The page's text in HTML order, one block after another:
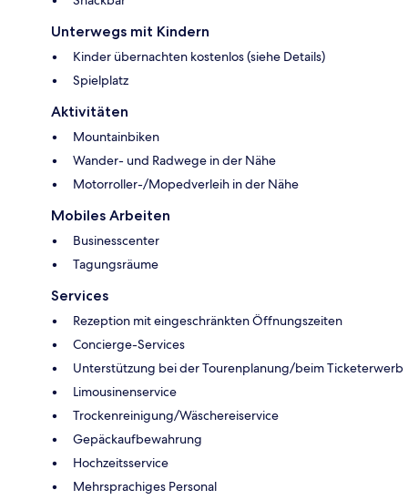
Unterwegs mit Kindern
Kinder übernachten kostenlos (siehe Details)
Spielplatz
Aktivitäten
Mountainbiken
Wander- und Radwege in der Nähe
Motorroller-/Mopedverleih in der Nähe
Mobiles Arbeiten
Businesscenter
Tagungsräume
Services
Rezeption mit eingeschränkten Öffnungszeiten
Concierge-Services
Unterstützung bei der Tourenplanung/beim Ticketerwerb
Limousinenservice
Trockenreinigung/Wäschereiservice
Gepäckaufbewahrung
Hochzeitsservice
Mehrsprachiges Personal